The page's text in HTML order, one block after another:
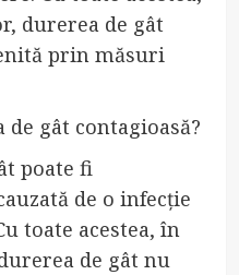
durerea de gât
prin măsuri
gât contagioasă?
poate fi
de o infecție
toate acestea, în
de gât nu